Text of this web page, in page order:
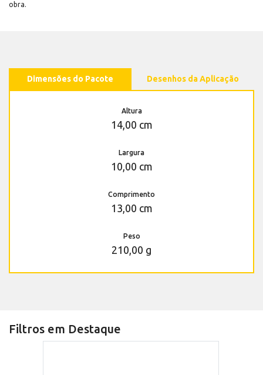
obra.
Dimensões do Pacote Desenhos da Aplicação
Altura
14,00 cm
Largura
10,00 cm
Comprimento
13,00 cm
Peso
210,00 g
Filtros em Destaque